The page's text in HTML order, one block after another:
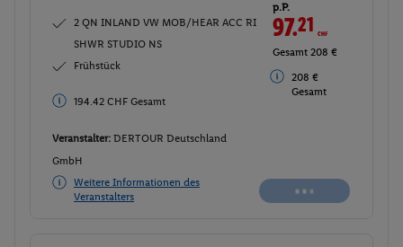
2 QN INLAND VW MOB/HEAR ACC RI
SHWR STUDIO NS
Frühstück
194.42 CHF Gesamt
p.P.
97.21 CHF
Gesamt 208 €
208 €
Gesamt
Veranstalter: DERTOUR Deutschland
GmbH
Weitere Informationen des
Veranstalters